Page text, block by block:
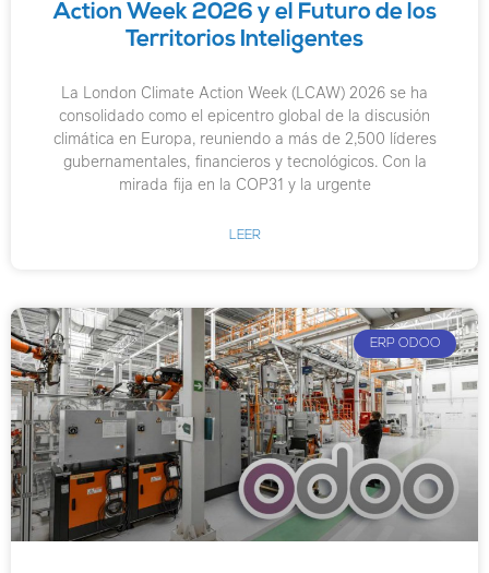
Action Week 2026 y el Futuro de los
Territorios Inteligentes
La London Climate Action Week (LCAW) 2026 se ha
consolidado como el epicentro global de la discusión
climática en Europa, reuniendo a más de 2,500 líderes
gubernamentales, financieros y tecnológicos. Con la
mirada fija en la COP31 y la urgente
LEER
ERP ODOO